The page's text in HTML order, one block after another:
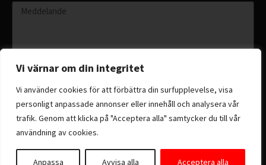
Vi värnar om din integritet
Vi använder cookies för att förbättra din surfupplevelse, visa
personligt anpassade annonser eller innehåll och analysera vår
trafik. Genom att klicka på "Acceptera alla" samtycker du till vår
användning av cookies.
Anpassa Avvisa alla Acceptera alla
Skicka